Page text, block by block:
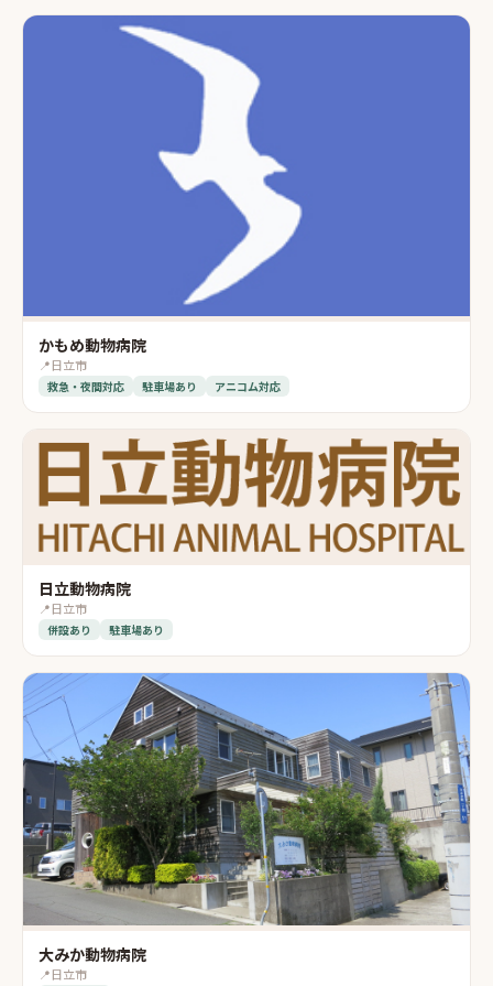
かもめ動物病院
📍日立市
救急・夜間対応 駐車場あり アニコム対応
日立動物病院
📍日立市
併設あり 駐車場あり
大みか動物病院
📍日立市